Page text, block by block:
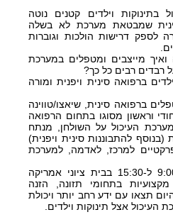
וילדים קטנים נוטה
שמבטאת מערכת לא בשלה
לספק דרישות הולכות וגוברות
מייצבים ומטפלים במערכת
רבדים רבים כל כך?
ברפואה סינית ויפנית ומורה
ברפואה סינית, שיאצו/טווינה
וראשון מסוגו בתחום הרפואה
העיכול על השולחן, מנתח
(בנוסף להתבוננות סינית ויפנית)
למרכז, לאדמה, למערכת
בכנס, שיערך ב-12.9 בין 9:00 ל-15:30 בבית ציוני אמריקה
5 הרצאות מקצועיות בתחומי תזונה, הזנה
תצאו עם ידע רחב יותר ויכולת
העיכול אצל תינוקות וילדים.